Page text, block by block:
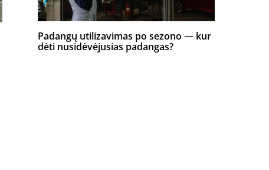
Padangų utilizavimas po sezono — kur
dėti nusidėvėjusias padangas?